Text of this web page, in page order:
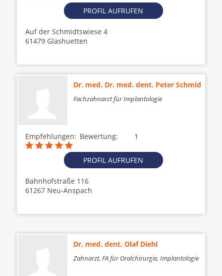
PROFIL AUFRUFEN
Auf der Schmidtswiese 4
61479 Glashuetten
Dr. med. Dr. med. dent. Peter Schmid
Fachzahnarzt für Implantologie
Empfehlungen: 1
Bewertung:
PROFIL AUFRUFEN
Bahnhofstraße 116
61267 Neu-Anspach
Dr. med. dent. Olaf Diehl
Zahnarzt, FA für Oralchirurgie, Implantologie